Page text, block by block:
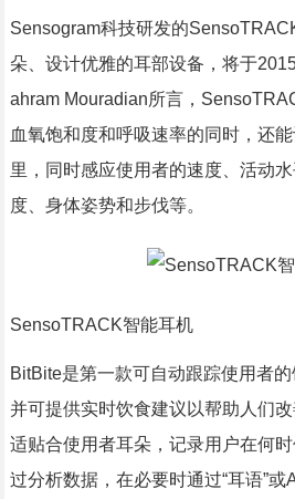
Sensogram科技研发的
朵、设计优雅的耳部设备，将于
ahram Mouradian所言，
血氧饱和度和呼吸速率的同时，还
里，同时感应使用者的速度、活动
度、身体姿势和步伐等。
SensoTRACK智能耳机
BitBite是第一款可自动跟踪使用者的
并可提供实时饮食建议以帮助人们
适贴合使用者耳朵，记录用户在何
过分析数据，在必要时通过“耳语”